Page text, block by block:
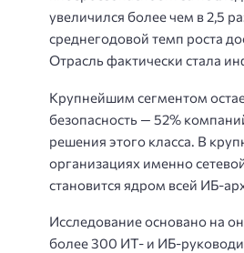
увеличился более чем в 2,5
среднегодовой темп роста
Отрасль фактически стала
Крупнейшим сегментом
безопасность — 52%
решения этого класса. В
организациях именно
становится ядром всей ИБ-
Исследование основано на
более 300 ИТ- и ИБ-